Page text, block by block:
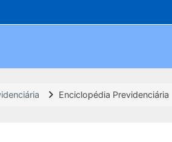
Enciclopédia Previdenciária